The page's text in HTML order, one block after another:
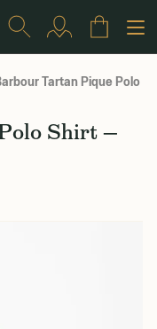
Tartan Pique Polo
Shirt —